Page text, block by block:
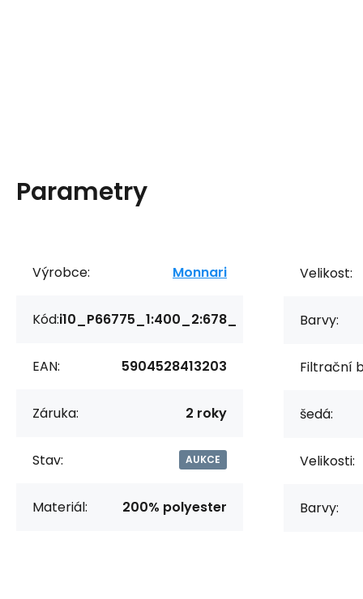
Parametry
Výrobce: Monnari
Kód:i10_P66775_1:400_2:678_
EAN: 5904528413203
Záruka: 2 roky
Stav: AUKCE
Materiál: 200% polyester
Velikost:
Barvy:
Filtrační
šedá:
Velikosti:
Barvy: